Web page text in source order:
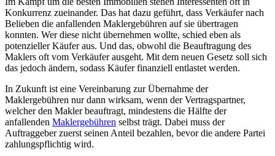
Konkurrenz zueinander. Das hat dazu geführt, dass Verkäufer nach
Belieben die anfallenden Maklergebühren auf sie übertragen
konnten. Wer diese nicht übernehmen wollte, schied eben als
potenzieller Käufer aus. Und das, obwohl die Beauftragung des
Maklers oft vom Verkäufer ausgeht. Mit dem neuen Gesetz soll sich
das jedoch ändern, sodass Käufer finanziell entlastet werden.
In Zukunft ist eine Vereinbarung zur Übernahme der
Maklergebühren nur dann wirksam, wenn der Vertragspartner,
welcher den Makler beauftragt, mindestens die Hälfte der
anfallenden Maklergebühren selbst trägt. Dabei muss der
Auftraggeber zuerst seinen Anteil bezahlen, bevor die andere Partei
zahlungspflichtig wird.